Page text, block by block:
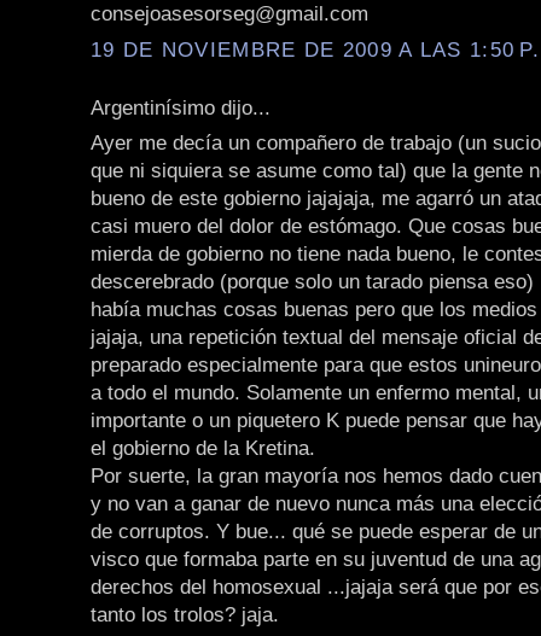
consejoasesorseg@gmail.com
19 DE NOVIEMBRE DE 2009 A LAS 1:50
Argentinísimo dijo...
Ayer me decía un compañero de trabajo (un
que ni siquiera se asume como tal) que la gente
bueno de este gobierno jajajaja, me agarró un
casi muero del dolor de estómago. Que cosas
mierda de gobierno no tiene nada bueno, le
descerebrado (porque solo un tarado piensa eso)
había muchas cosas buenas pero que los
jajaja, una repetición textual del mensaje oficial
preparado especialmente para que estos
a todo el mundo. Solamente un enfermo mental,
importante o un piquetero K puede pensar que
el gobierno de la Kretina.
Por suerte, la gran mayoría nos hemos dado
y no van a ganar de nuevo nunca más una
de corruptos. Y bue... qué se puede esperar de
visco que formaba parte en su juventud de una
derechos del homosexual ...jajaja será que por
tanto los trolos? jaja.